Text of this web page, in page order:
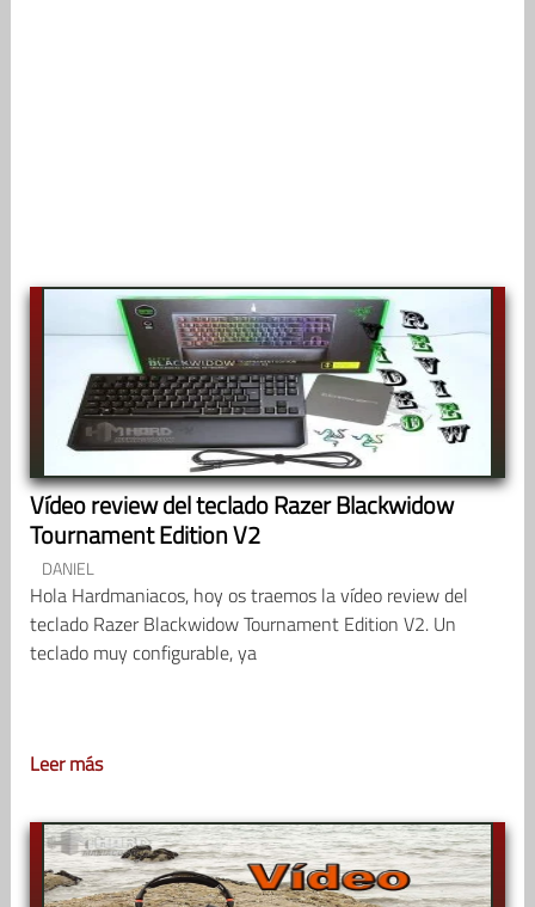
Vídeo review del teclado Razer Blackwidow
Tournament Edition V2
DANIEL
Hola Hardmaniacos, hoy os traemos la vídeo review del
teclado Razer Blackwidow Tournament Edition V2. Un
teclado muy configurable, ya
Leer más